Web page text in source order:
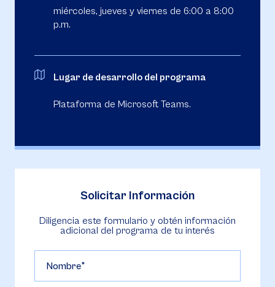
miércoles, jueves y viernes de 6:00 a 8:00
p.m.
Lugar de desarrollo del programa
Plataforma de Microsoft Teams.
Solicitar Información
Diligencia este formulario y obtén información
adicional del programa de tu interés
Nombre